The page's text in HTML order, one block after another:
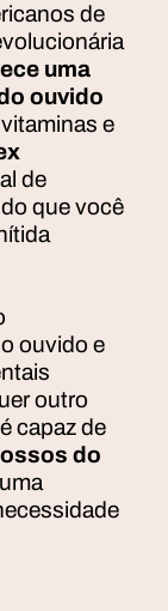
de
uma
ouvido
e
de
que você
ouvido e
outro
é capaz de
do